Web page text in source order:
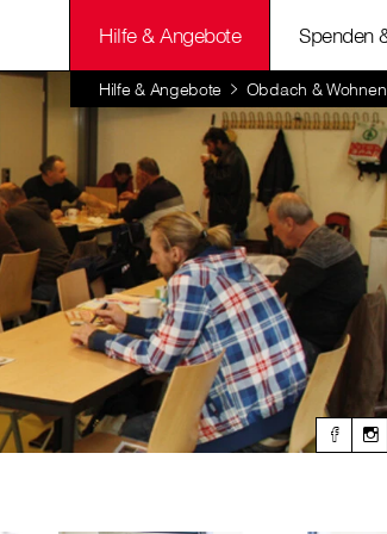
Hilfe & Angebote Spenden
Hilfe & Angebote Obdach & Wohnen